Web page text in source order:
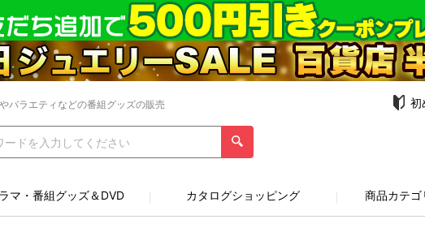
バラエティなどの番組グッズの販売 初
マ・番組グッズ＆DVD カタログショッピング 商品カテゴ